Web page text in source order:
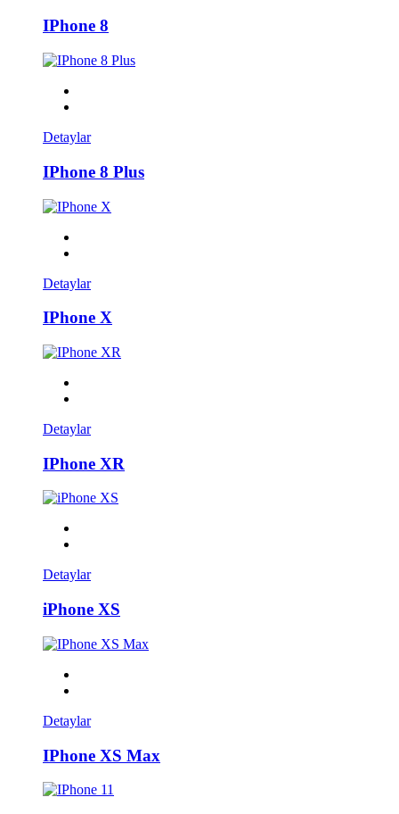
IPhone 8
Detaylar
IPhone 8 Plus
Detaylar
IPhone X
Detaylar
IPhone XR
Detaylar
iPhone XS
Detaylar
IPhone XS Max